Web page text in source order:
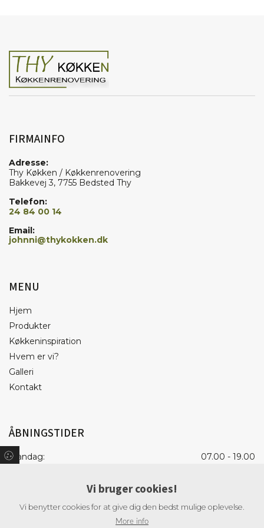
FIRMAINFO
Adresse:
Thy Køkken / Køkkenrenovering
Bakkevej 3, 7755 Bedsted Thy
Telefon:
24 84 00 14
Email:
johnni@thykokken.dk
MENU
Hjem
Produkter
Køkkeninspiration
Hvem er vi?
Galleri
Kontakt
ÅBNINGSTIDER
Mandag:
07.00 - 19.00
Torsdag:
07.00 - 19.00
Vi bruger cookies!
Vi benytter cookies for at give dig den bedst mulige oplevelse.
More info